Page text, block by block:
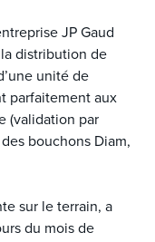
JP Gaud
distribution de
unité de
parfaitement aux
(validation par
bouchons Diam,
sur le terrain, a
du mois de